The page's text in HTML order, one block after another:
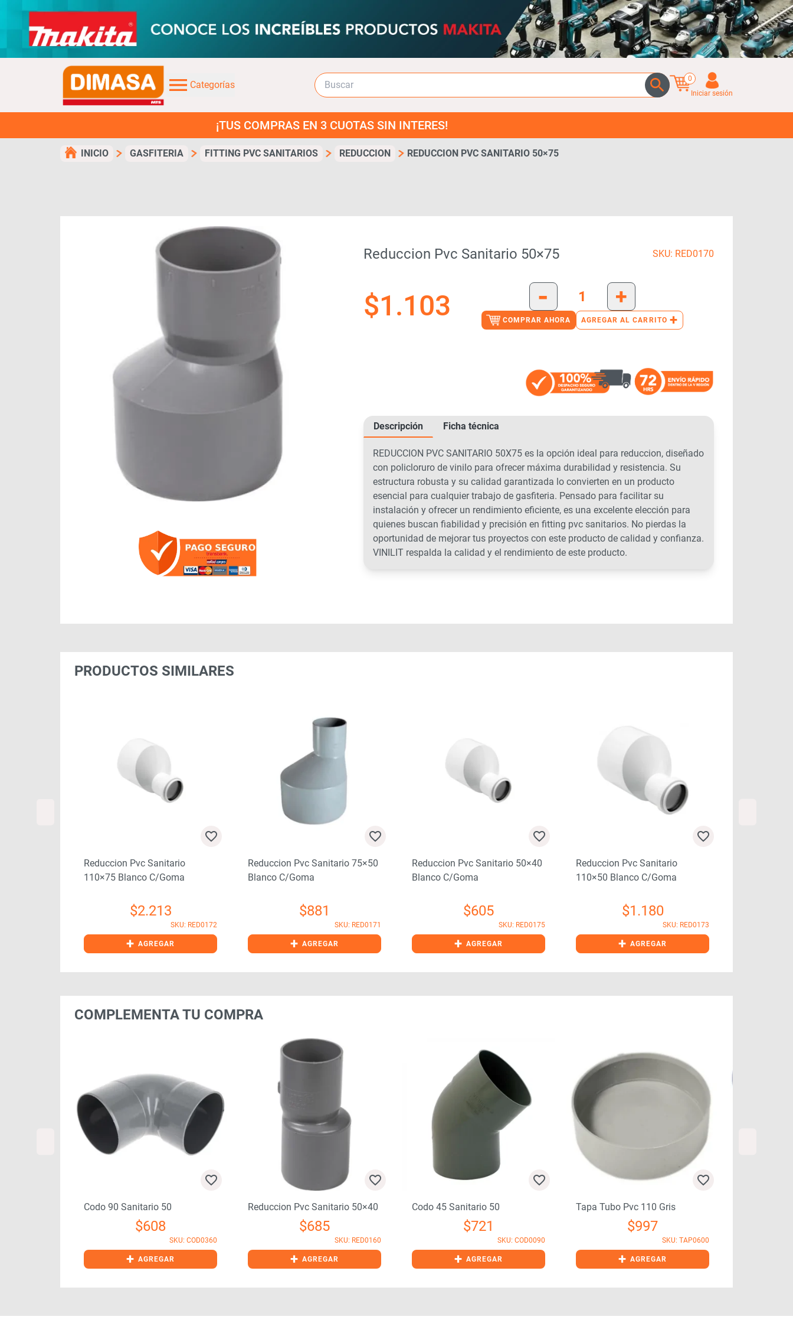
Categorías
0
Iniciar sesión
¡TUS COMPRAS EN 3 CUOTAS SIN INTERES!
INICIO GASFITERIA FITTING PVC SANITARIOS REDUCCION REDUCCION PVC SANITARIO 50×75
Reduccion Pvc Sanitario 50×75 SKU: RED0170
$1.103 - +
COMPRAR AHORA AGREGAR AL CARRITO +
Descripción Ficha técnica
REDUCCION PVC SANITARIO 50X75 es la opción ideal para reduccion, diseñado
con policloruro de vinilo para ofrecer máxima durabilidad y resistencia. Su
estructura robusta y su calidad garantizada lo convierten en un producto
esencial para cualquier trabajo de gasfiteria. Pensado para facilitar su
instalación y ofrecer un rendimiento eficiente, es una excelente elección para
quienes buscan fiabilidad y precisión en fitting pvc sanitarios. No pierdas la
oportunidad de mejorar tus proyectos con este producto de calidad y confianza.
VINILIT respalda la calidad y el rendimiento de este producto.
PRODUCTOS SIMILARES
Reduccion Pvc Sanitario
110×75 Blanco C/goma
$2.213
SKU: RED0172
+ AGREGAR
Reduccion Pvc Sanitario 75×50
Blanco C/goma
$881
SKU: RED0171
+ AGREGAR
Reduccion Pvc Sanitario 50×40
Blanco C/goma
$605
SKU: RED0175
+ AGREGAR
Reduccion Pvc Sanitario
110×50 Blanco C/goma
$1.180
SKU: RED0173
+ AGREGAR
COMPLEMENTA TU COMPRA
Codo 90 Sanitario 50
$608
SKU: COD0360
+ AGREGAR
Reduccion Pvc Sanitario 50×40
$685
SKU: RED0160
+ AGREGAR
Codo 45 Sanitario 50
$721
SKU: COD0090
+ AGREGAR
Tapa Tubo Pvc 110 Gris
$997
SKU: TAP0600
+ AGREGAR